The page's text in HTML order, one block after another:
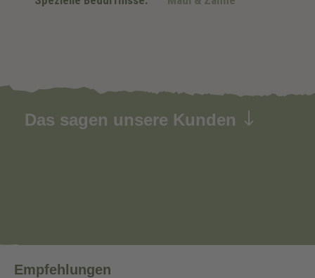
Das sagen unsere Kunden
Empfehlungen